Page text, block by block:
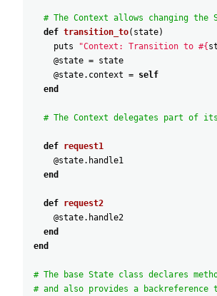
# The Context allows changing
def transition_to( state)
puts
"Context: Transition to #{
@state = state
@state. context = self
end
# The Context delegates part of
def request1
@state. handle1
end
def request2
@state. handle2
end
end
# The base State class declares
# and also provides a